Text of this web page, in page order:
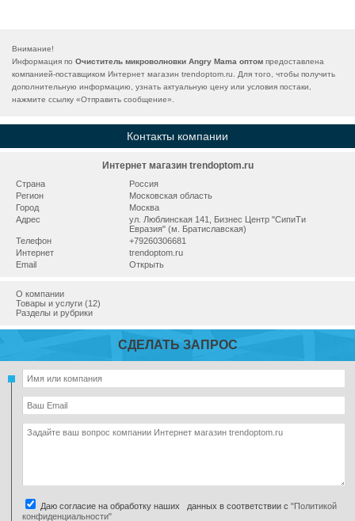
Внимание!
Информация по Очиститель микроволновки Angry Mama оптом предоставлена
компанией-поставщиком Интернет магазин trendoptom.ru. Для того, чтобы получить
дополнительную информацию, узнать актуальную цену или условия постаки,
нажмите ссылку «Отправить сообщение».
Контакты компании
Интернет магазин trendoptom.ru
Страна
Россия
Регион
Московская область
Город
Москва
Адрес
ул. Люблинская 141, Бизнес Центр "СипиТи
Евразия" (м. Братиславская)
Телефон
+79260306681
Интернет
trendoptom.ru
Email
Открыть
О компании
Товары и услуги (12)
Разделы и рубрики
СДЕЛАТЬ ЗАПРОС
Даю согласие на обработку наших данных в соответствии с "Политикой
конфиденциальности"